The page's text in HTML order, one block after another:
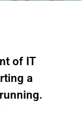
of IT
a